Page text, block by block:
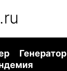
Генератор